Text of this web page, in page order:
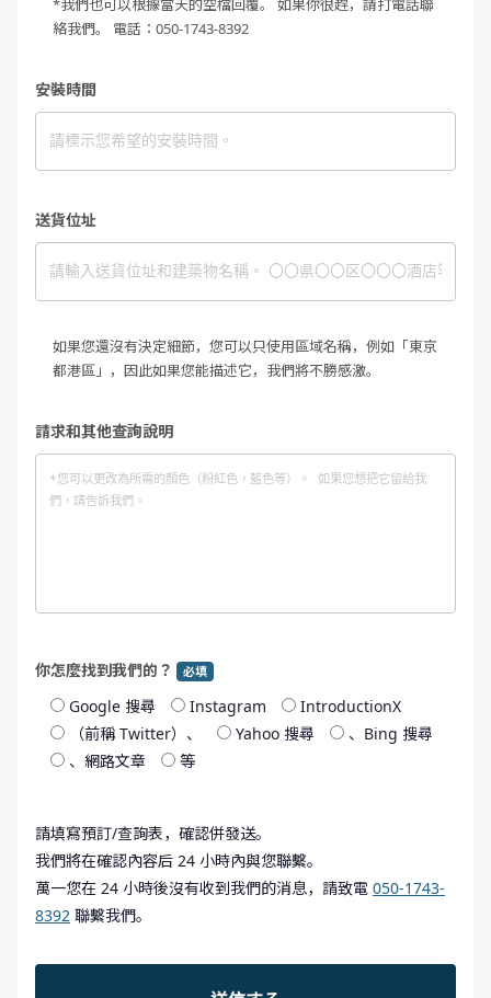
*我們也可以根據當天的空檔回覆。 如果你很趕，請打電話聯
絡我們。 電話：050-1743-8392
安裝時間
送貨位址
如果您還沒有決定細節，您可以只使用區域名稱，例如「東京
都港區」，因此如果您能描述它，我們將不勝感激。
請求和其他查詢說明
你怎麼找到我們的？ 必填
Google 搜尋 Instagram
IntroductionX
（前稱 Twitter）、
Yahoo 搜尋
、Bing 搜尋
、網路文章
等
請填寫預訂/查詢表，確認併發送。
我們將在確認內容后 24 小時內與您聯繫。
萬一您在 24 小時後沒有收到我們的消息，請致電 050-1743-
8392 聯繫我們。